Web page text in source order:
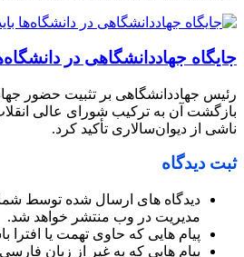
جایگاه جهاددانشگاهی در
رئیس جهاددانشگاهی بر تثبیت حضور
بازگشت آن به ترکیب شورای عالی
ناشی از دیوان‌سالاری تأکید کرد.
ثبت دیدگاه
دیدگاه های ارسال شده توسط
مدیریت در وب منتشر خواهد شد.
پیام هایی که حاوی تهمت یا افترا
پیام هایی که به غیر از زبان